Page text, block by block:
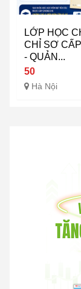
LỚP HỌC
CHỈ SƠ
- QUẢN...
50
Hà Nội